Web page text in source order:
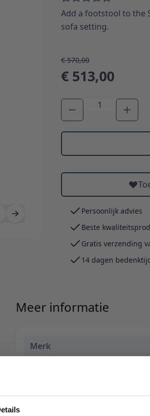
Add a footstool to the
sofa setting.
€ 570,00
€ 513,00
Aantal
Persoonlijk advies
Beste
Gratis verzending
14 dagen
Meer informatie
Merk